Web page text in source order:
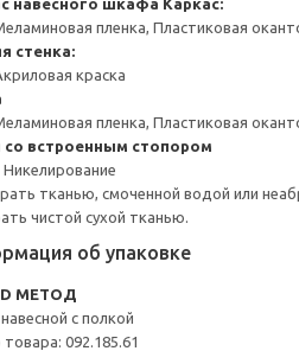
навесного шкафа Каркас:
пленка, Пластиковая
стенка:
краска
пленка, Пластиковая
со встроенным стопором
Никелирование
тканью, смоченной водой или
чистой сухой тканью.
об упаковке
МЕТОД
с полкой
092.185.61